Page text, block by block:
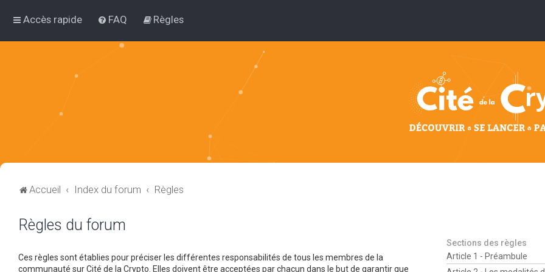
Accès rapide FAQ Règles
Accueil Index du forum Règles
Sections des règles
Article 1 - Préambule
Règles du forum
Ces règles sont établies pour préciser les différentes responsabilités de tous les membres de la
communauté sur Cité de la Crypto. Elles doivent être acceptées par chacun dans le but de garantir que